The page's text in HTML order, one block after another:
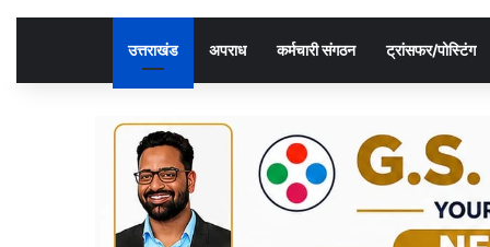
उत्तराखंड अपराध कर्मचारी संगठन ट्रांसफर/पोस्टिंग